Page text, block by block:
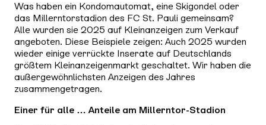
Was haben ein Kondomautomat, eine Skigondel oder
das Millerntorstadion des FC St. Pauli gemeinsam?
Alle wurden sie 2025 auf Kleinanzeigen zum Verkauf
angeboten. Diese Beispiele zeigen: Auch 2025 wurden
wieder einige verrückte Inserate auf Deutschlands
größtem Kleinanzeigenmarkt geschaltet. Wir haben die
außergewöhnlichsten Anzeigen des Jahres
zusammengetragen.
Einer für alle … Anteile am Millerntor-Stadion